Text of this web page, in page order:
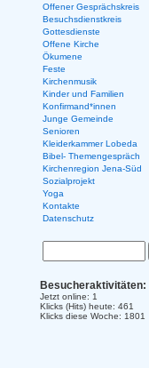
Offener Gesprächskreis
Besuchsdienstkreis
Gottesdienste
Offene Kirche
Ökumene
Feste
Kirchenmusik
Kinder und Familien
Konfirmand*innen
Junge Gemeinde
Senioren
Kleiderkammer Lobeda
Bibel- Themengespräch
Kirchenregion Jena-Süd
Sozialprojekt
Yoga
Kontakte
Datenschutz
Besucheraktivitäten:
Jetzt online: 1
Klicks (Hits) heute: 461
Klicks diese Woche: 1801